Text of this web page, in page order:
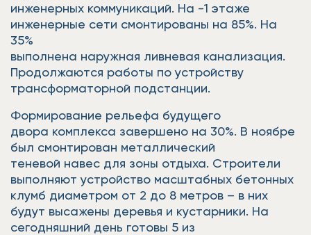
инженерных коммуникаций. На -1 этаже
инженерные сети смонтированы на 85%. На
35%
выполнена наружная ливневая канализация.
Продолжаются работы по устройству
трансформаторной подстанции.
Формирование рельефа будущего
двора комплекса завершено на 30%. В ноябре
был смонтирован металлический
теневой навес для зоны отдыха. Строители
выполняют устройство масштабных бетонных
клумб диаметром от 2 до 8 метров – в них
будут высажены деревья и кустарники. На
сегодняшний день готовы 5 из